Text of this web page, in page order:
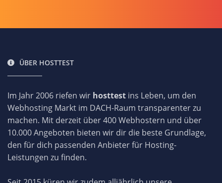
ÜBER HOSTTEST
Im Jahr 2006 riefen wir hosttest ins Leben, um den
Webhosting Markt im DACH-Raum transparenter zu
machen. Mit derzeit über 400 Webhostern und über
10.000 Angeboten bieten wir dir die beste Grundlage,
den für dich passenden Anbieter für Hosting-
Leistungen zu finden.